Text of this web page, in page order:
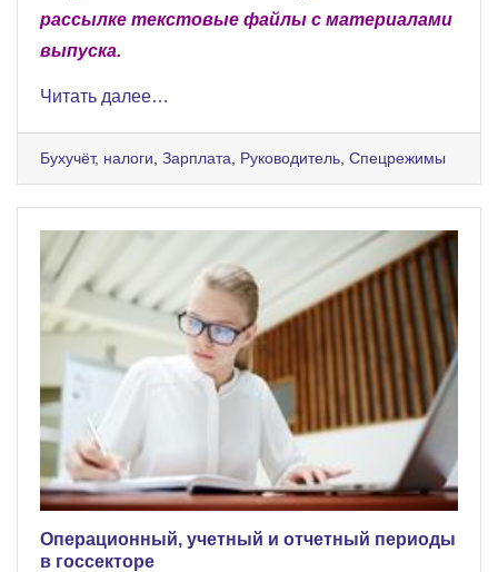
рассылке текстовые файлы с материалами
выпуска.
Читать далее…
Бухучёт, налоги, Зарплата, Руководитель, Спецрежимы
Операционный, учетный и отчетный периоды
в госсекторе